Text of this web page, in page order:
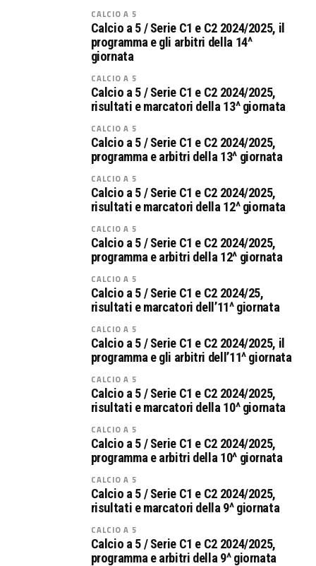
CALCIO A 5
Calcio a 5 / Serie C1 e C2 2024/2025, il
programma e gli arbitri della 14^
giornata
CALCIO A 5
Calcio a 5 / Serie C1 e C2 2024/2025,
risultati e marcatori della 13^ giornata
CALCIO A 5
Calcio a 5 / Serie C1 e C2 2024/2025,
programma e arbitri della 13^ giornata
CALCIO A 5
Calcio a 5 / Serie C1 e C2 2024/2025,
risultati e marcatori della 12^ giornata
CALCIO A 5
Calcio a 5 / Serie C1 e C2 2024/2025,
programma e arbitri della 12^ giornata
CALCIO A 5
Calcio a 5 / Serie C1 e C2 2024/25,
risultati e marcatori dell’11^ giornata
CALCIO A 5
Calcio a 5 / Serie C1 e C2 2024/2025, il
programma e gli arbitri dell’11^ giornata
CALCIO A 5
Calcio a 5 / Serie C1 e C2 2024/2025,
risultati e marcatori della 10^ giornata
CALCIO A 5
Calcio a 5 / Serie C1 e C2 2024/2025,
programma e arbitri della 10^ giornata
CALCIO A 5
Calcio a 5 / Serie C1 e C2 2024/2025,
risultati e marcatori della 9^ giornata
CALCIO A 5
Calcio a 5 / Serie C1 e C2 2024/2025,
programma e arbitri della 9^ giornata